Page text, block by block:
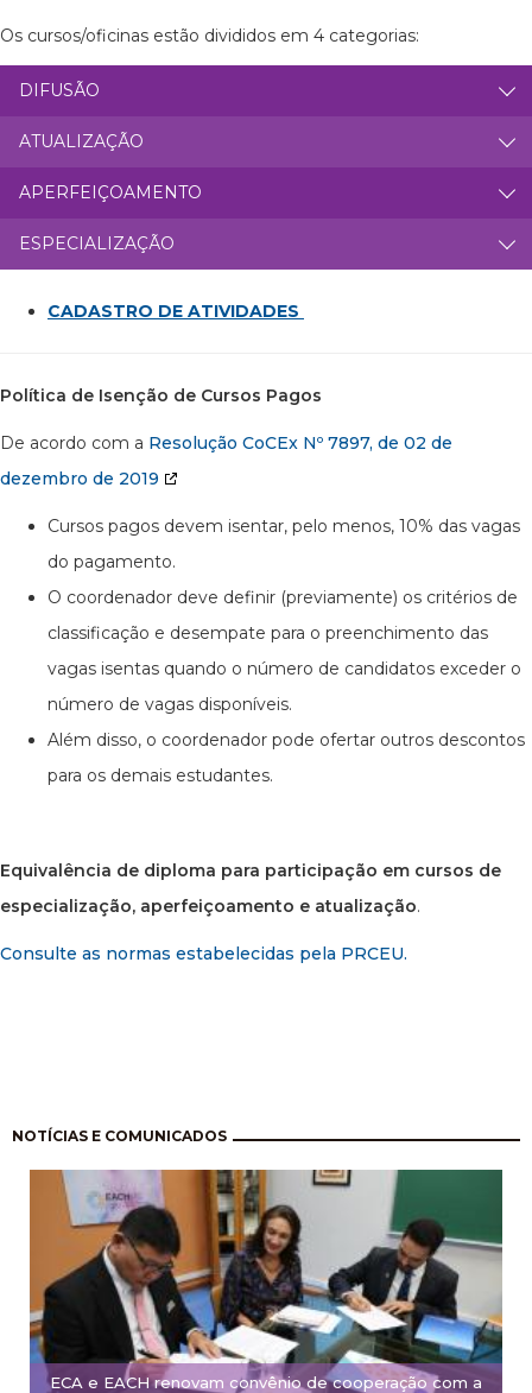
Os cursos/oficinas estão divididos em 4 categorias:
DIFUSÃO
ATUALIZAÇÃO
APERFEIÇOAMENTO
ESPECIALIZAÇÃO
CADASTRO DE ATIVIDADES
Política de Isenção de Cursos Pagos
De acordo com a Resolução CoCEx Nº 7897, de 02 de
dezembro de 2019
Cursos pagos devem isentar, pelo menos, 10% das vagas
do pagamento.
O coordenador deve definir (previamente) os critérios de
classificação e desempate para o preenchimento das
vagas isentas quando o número de candidatos exceder o
número de vagas disponíveis.
Além disso, o coordenador pode ofertar outros descontos
para os demais estudantes.
Equivalência de diploma para participação em cursos de
especialização, aperfeiçoamento e atualização.
Consulte as normas estabelecidas pela PRCEU.
NOTÍCIAS E COMUNICADOS
ECA e EACH renovam convênio de cooperação com a
Paginação